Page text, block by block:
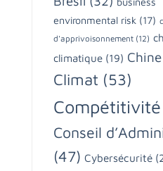
environmental risk (17)
d'apprivoisonnement (12)
climatique (19) Chine
Climat (53)
Compétitivité
Conseil
(47) Cybersécurité